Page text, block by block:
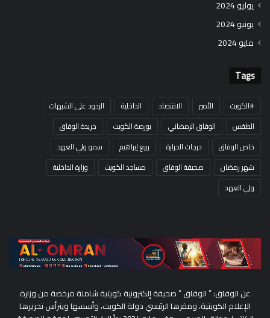
يوليو 2024
يونيو 2024
مايو 2024
Tags
#الكويت الأمير الاقتصاد الداخلية
الردود على الشبهات
الطقس
الوفاق الرمضاني بورصة الكويت
جريدة الوفاق
خاص الوفاق
درجات الحرارة ربيع إبراهيم
سمو ولي العهد
شهر رمضان
صحيفة الوفاق مساجد الكويت
وزارة الداخلية
ولي العهد
عن الوفاق: ” الوفاق ” صحيفة إلكترونية كويتية شاملة مرخصة من وزارة
الإعلام الكويتية، ومقرها الرئيسي دولة الكويت، وأسسها ويترأس تحريرها